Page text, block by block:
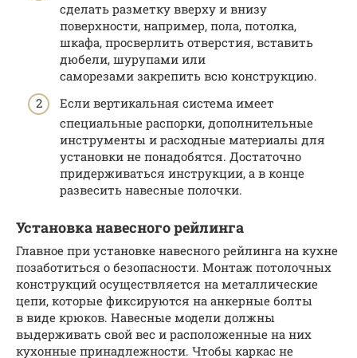
сделать разметку вверху и внизу
поверхности, например, пола, потолка,
шкафа, просверлить отверстия, вставить
дюбели, шурупами или
саморезами закрепить всю конструкцию.
Если вертикальная система имеет
специальные распорки, дополнительные
инструменты и расходные материалы для
установки не понадобятся. Достаточно
придерживаться инструкции, а в конце
развесить навесные полочки.
Установка навесного рейлинга
Главное при установке навесного рейлинга на кухне
позаботиться о безопасности. Монтаж потолочных
конструкций осуществляется на металлические
цепи, которые фиксируются на анкерные болты
в виде крюков. Навесные модели должны
выдерживать свой вес и расположенные на них
кухонные принадлежности. Чтобы каркас не